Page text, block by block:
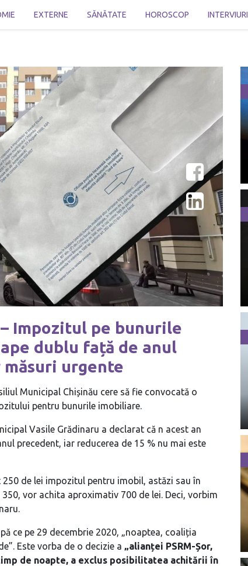
EXTERNE SĂNĂTATE HOROSCOP INTERVIURI
Impozitul pe bunurile
dublu față de anul
măsuri urgente
Municipal Chișinău cere să fie convocată o
pentru bunurile imobiliare.
Vasile Grădinaru a declarat că n acest an
precedent, iar reducerea de 15 % nu mai este
de lei impozitul pentru imobil, astăzi sau în
vor achita aproximativ 700 de lei. Deci, vorbim
ce pe 29 decembrie 2020, „noaptea, coaliția
Este vorba de o decizie a „alianței PSRM-Șor,
de noapte, a exclus posibilitatea achitării în